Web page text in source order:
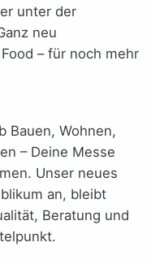
unter der
neu
– für noch mehr
Bauen, Wohnen,
– Deine Messe
Unser neues
an, bleibt
Beratung und